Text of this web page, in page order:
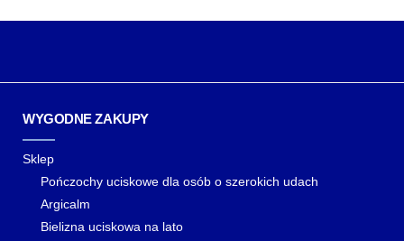
WYGODNE ZAKUPY
Sklep
Pończochy uciskowe dla osób o szerokich udach
Argicalm
Bielizna uciskowa na lato